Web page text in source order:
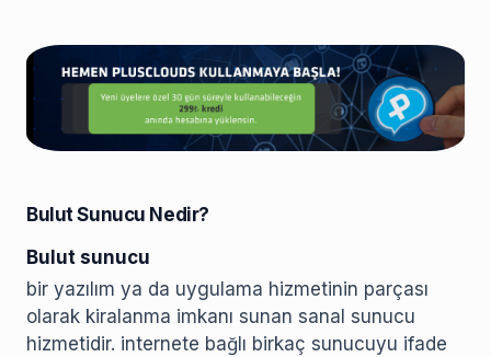
Bulut Sunucu Nedir?
Bulut sunucu
bir yazılım ya da uygulama hizmetinin parçası
olarak kiralanma imkanı sunan sanal sunucu
hizmetidir. internete bağlı birkaç sunucuyu ifade